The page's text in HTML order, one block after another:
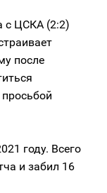
с ЦСКА (2:2)
после
году. Всего
и забил 16